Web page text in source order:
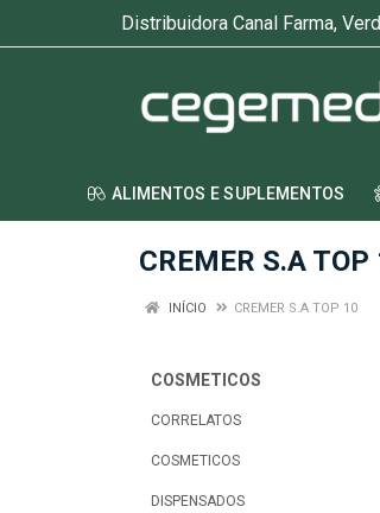
Distribuidora Canal Farma,
ALIMENTOS E SUPLEMENTOS
CREMER S.A TOP
INÍCIO CREMER S.A TOP 10
COSMETICOS
CORRELATOS
COSMETICOS
DISPENSADOS